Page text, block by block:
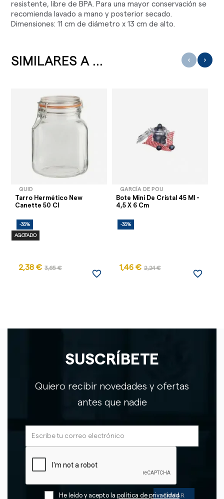
resistente, libre de BPA. Para una mayor conservación se
recomienda lavado a mano y posterior secado.
Dimensiones: 11 cm de diámetro x 13 cm de alto.
SIMILARES A ...
QUID
Tarro Hermético New
Canette 50 Cl
-35%
AGOTADO
2,38 € 3,65 €
favorite_border
GARCÍA DE POU
Bote Mini De Cristal 45 Ml -
4,5 X 6 Cm
-35%
1,46 € 2,24 €
favorite_border
‹ ›
SUSCRÍBETE
Quiero recibir novedades y ofertas
antes que nadie
He leído y acepto la política de privacidad